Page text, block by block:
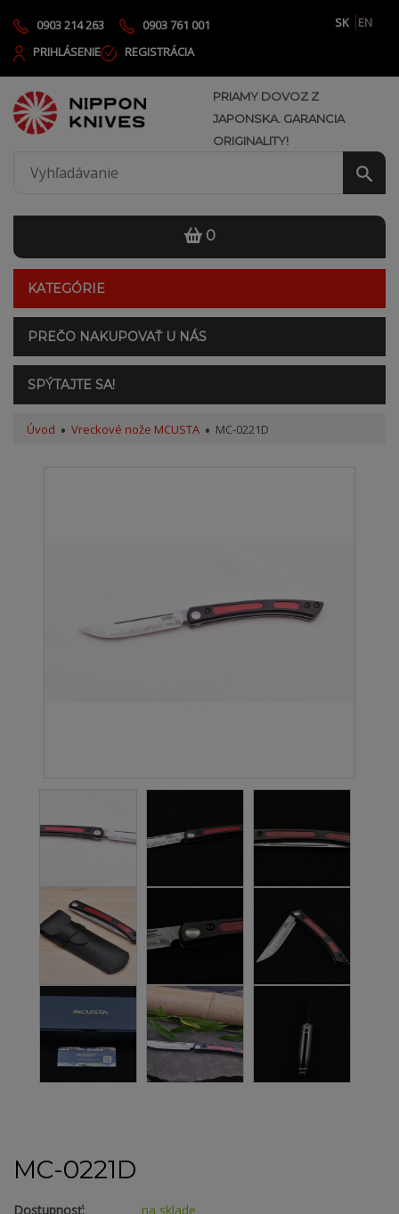
0903 214 263 0903 761 001 SK
EN
PRIHLÁSENIE
REGISTRÁCIA
PRIAMY DOVOZ Z
JAPONSKA. GARANCIA
ORIGINALITY!
0
KATEGÓRIE
PREČO NAKUPOVAŤ U NÁS
SPÝTAJTE SA!
Úvod Vreckové nože MCUSTA MC-0221D
MC-0221D
Dostupnosť:
na sklade